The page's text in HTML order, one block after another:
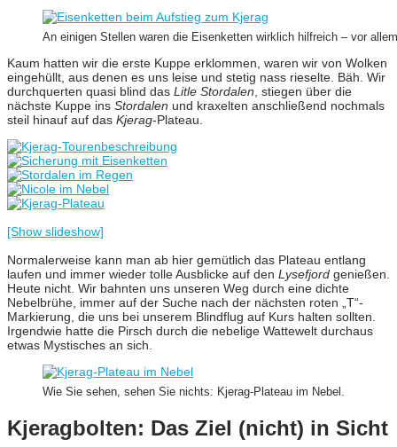
An einigen Stellen waren die Eisenketten wirklich hilfreich – vor
Kaum hatten wir die erste Kuppe erklommen, waren wir von Wolken
eingehüllt, aus denen es uns leise und stetig nass rieselte. Bäh. Wir
durchquerten quasi blind das Litle Stordalen , stiegen über die
nächste Kuppe ins Stordalen und kraxelten anschließend nochmals
steil hinauf auf das Kjerag-Plateau.
[Show slideshow]
Normalerweise kann man ab hier gemütlich das Plateau entlang
laufen und immer wieder tolle Ausblicke auf den Lysefjord genießen.
Heute nicht. Wir bahnten uns unseren Weg durch eine dichte
Nebelbrühe, immer auf der Suche nach der nächsten roten „T“-
Markierung, die uns bei unserem Blindflug auf Kurs halten sollten.
Irgendwie hatte die Pirsch durch die nebelige Wattewelt durchaus
etwas Mystisches an sich.
Wie Sie sehen, sehen Sie nichts: Kjerag-Plateau im Nebel.
Kjeragbolten: Das Ziel (nicht) in Sicht